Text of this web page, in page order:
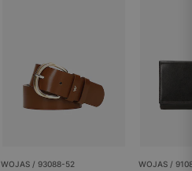
WOJAS / 93088-52 WOJAS /